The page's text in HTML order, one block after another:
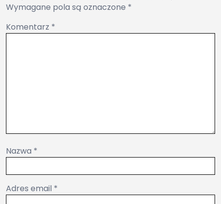
Wymagane pola są oznaczone *
Komentarz *
Nazwa *
Adres email *